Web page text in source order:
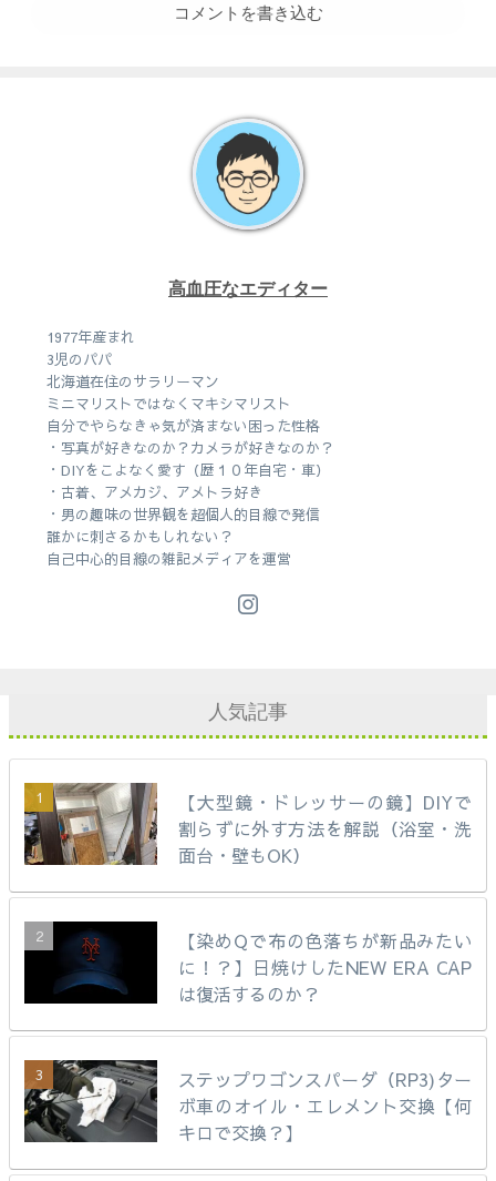
コメントを書き込む
高血圧なエディター
1977年産まれ
3児のパパ
北海道在住のサラリーマン
ミニマリストではなくマキシマリスト
自分でやらなきゃ気が済まない困った性格
・写真が好きなのか？カメラが好きなのか？
・DIYをこよなく愛す（歴１０年自宅・車）
・古着、アメカジ、アメトラ好き
・男の趣味の世界観を超個人的目線で発信
誰かに刺さるかもしれない？
自己中心的目線の雑記メディアを運営
人気記事
【大型鏡・ドレッサーの鏡】DIYで
割らずに外す方法を解説（浴室・洗
面台・壁もOK）
【染めQで布の色落ちが新品みたい
に！？】日焼けしたNEW ERA CAP
は復活するのか？
ステップワゴンスパーダ（RP3)ター
ボ車のオイル・エレメント交換【何
キロで交換？】